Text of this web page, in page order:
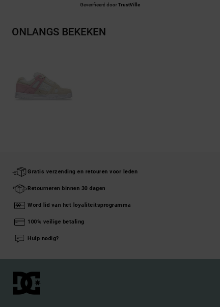
Geverifieerd doorTrustVille
ONLANGS BEKEKEN
Gratis verzending en retouren voor leden
Retourneren binnen 30 dagen
Word lid van het loyaliteitsprogramma
100% veilige betaling
Hulp nodig?